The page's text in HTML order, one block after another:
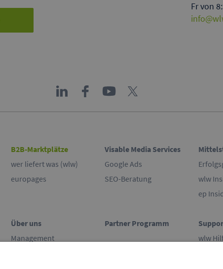
Fr von
B2B-Marktplätze
wer liefert was (wlw)
europages
Visable Media Services
Google Ads
SEO-Beratung
wlw
ep
Über uns
Management
Partner Programm
wlw